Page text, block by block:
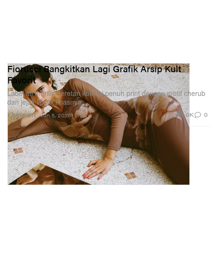
FASHION
Fiorucci Bangkitkan Lagi Grafik Arsip Kult
Favorit
Label ini merilis deretan koleksi penuh print dengan motif cherub
dan jejak lipstik khasnya.
Jun 5, 2026 1.0K 0